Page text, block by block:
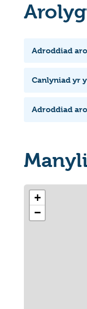
Adroddiad
Canlyniad yr
Adroddiad
+
−